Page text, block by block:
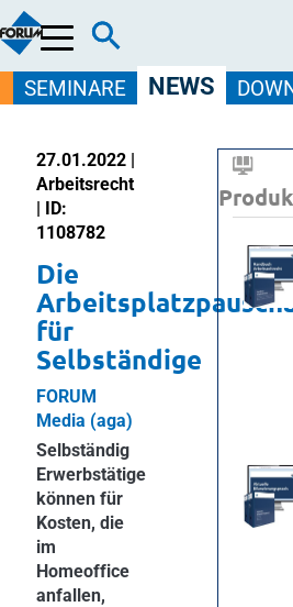
Menü
SEMINARE NEWS
27.01.2022 |
Arbeitsrecht
| ID:
1108782
Die
für
Selbständige
FORUM
Media (aga)
Selbständig
Erwerbstätige
können für
Kosten, die
im
Homeoffice
anfallen,